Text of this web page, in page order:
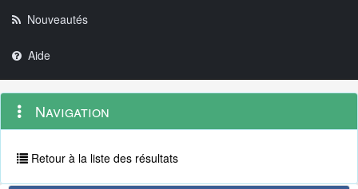
Nouveautés
Aide
Navigation
outils
Menu
contextuel
Navigation
Retour à la liste des résultats